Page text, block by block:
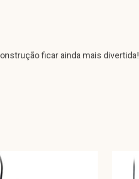
ficar ainda mais divertida!